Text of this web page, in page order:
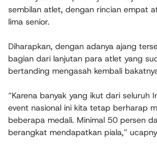
sembilan atlet, dengan rincian empat
lima senior.
Diharapkan, dengan adanya ajang
bagian dari lanjutan para atlet yang
bertanding mengasah kembali
“Karena banyak yang ikut dari seluruh
event nasional ini kita tetap berharap
beberapa medali. Minimal 50 persen
berangkat mendapatkan piala,”